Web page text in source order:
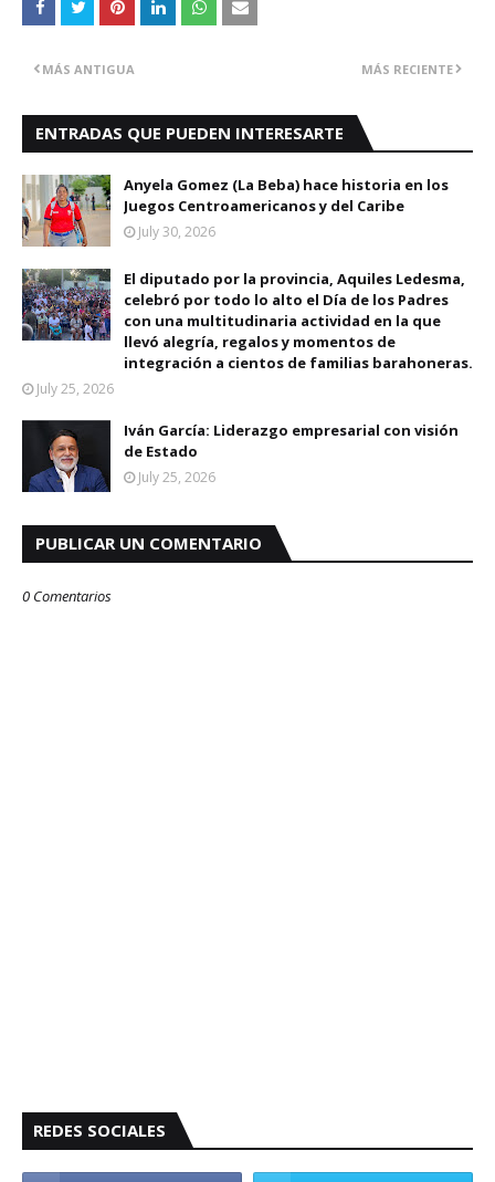
MÁS RECIENTE
MÁS ANTIGUA
ENTRADAS QUE PUEDEN INTERESARTE
Anyela Gomez (La Beba) hace historia en los
Juegos Centroamericanos y del Caribe
July 30, 2026
El diputado por la provincia, Aquiles Ledesma,
celebró por todo lo alto el Día de los Padres
con una multitudinaria actividad en la que
llevó alegría, regalos y momentos de
integración a cientos de familias barahoneras.
July 25, 2026
Iván García: Liderazgo empresarial con visión
de Estado
July 25, 2026
PUBLICAR UN COMENTARIO
0 Comentarios
REDES SOCIALES